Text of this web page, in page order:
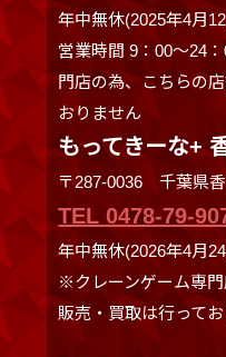
年中無休(2025年4月
営業時間 9：00～24
門店の為、こちらの
おりません
もってきーな+
〒287-0036 千葉県
TEL 0478-79-
年中無休(2026年4月
※クレーンゲーム専
販売・買取は行って